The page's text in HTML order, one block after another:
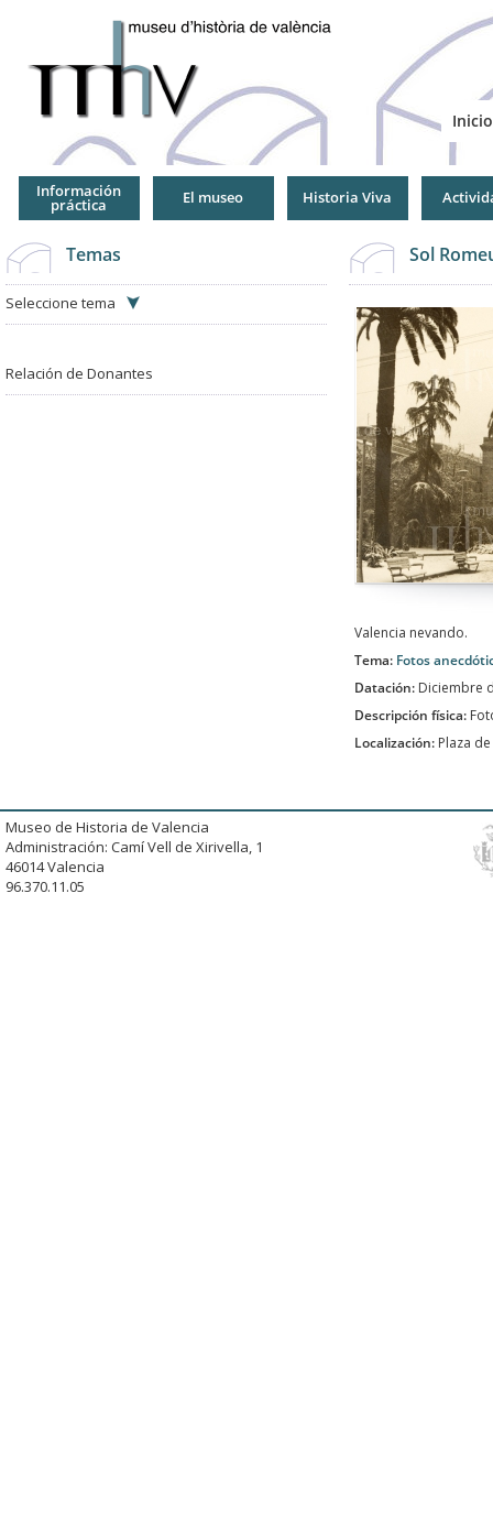
Inicio
Información
práctica El museo Historia Viva
Temas
Seleccione tema
Relación de Donantes
Sol
Valencia nevando.
Tema: Fotos
Datación: Diciembre
Descripción física:
Localización: Plaza
Museo de Historia de Valencia
Administración: Camí Vell de Xirivella, 1
46014 Valencia
96.370.11.05